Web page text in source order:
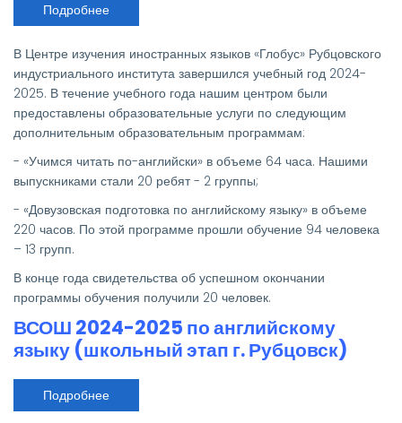
Подробнее
Центр
иностранных
языков
«Глобус»
итоги
работы
и
планы
будущее
В Центре изучения иностранных языков «Глобус» Рубцовского
индустриального института завершился учебный год 2024-
2025. В течение учебного года нашим центром были
предоставлены образовательные услуги по следующим
дополнительным образовательным программам:
- «Учимся читать по-английски» в объеме 64 часа. Нашими
выпускниками стали 20 ребят - 2 группы;
- «Довузовская подготовка по английскому языку» в объеме
220 часов. По этой программе прошли обучение 94 человека
– 13 групп.
В конце года свидетельства об успешном окончании
программы обучения получили 20 человек.
ВСОШ 2024-2025 по английскому
языку (школьный этап г. Рубцовск)
Подробнее
ВСОШ